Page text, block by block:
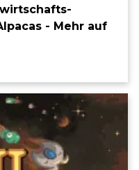
- Mehr auf